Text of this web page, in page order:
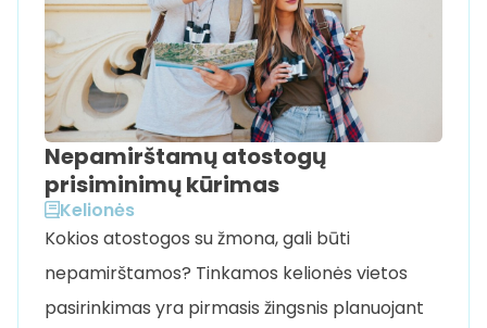
Nepamirštamų atostogų
prisiminimų kūrimas
Kelionės
Kokios atostogos su žmona, gali būti
nepamirštamos? Tinkamos kelionės vietos
pasirinkimas yra pirmasis žingsnis planuojant